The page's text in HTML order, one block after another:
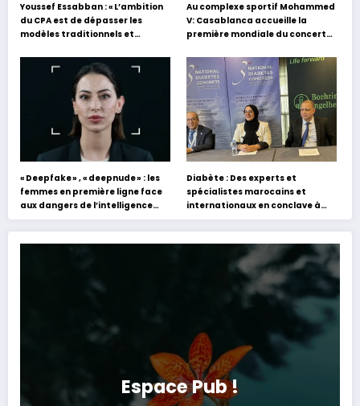
Youssef Essabban : « L’ambition
du CPA est de dépasser les
modèles traditionnels et
s’appuyant sur le partage des
expériences »
Au complexe sportif Mohammed
V: Casablanca accueille la
première mondiale du concert
Hafez
« Deepfake » , « deepnude » : les
femmes en première ligne face
aux dangers de l’intelligence
artificielle
Diabète : Des experts et
spécialistes marocains et
internationaux en conclave à
Tanger
Espace Pub !